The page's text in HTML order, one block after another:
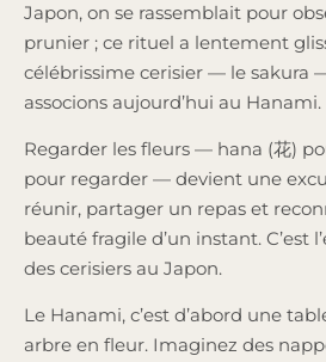
Japon, on se rassemblait pour
prunier ; ce rituel a lentement
célébrissime cerisier — le sakura
associons aujourd’hui au Hanami.
Regarder les fleurs — hana (花)
pour regarder — devient une
réunir, partager un repas et
beauté fragile d’un instant. C’est
des cerisiers au Japon.
Le Hanami, c’est d’abord une
arbre en fleur. Imaginez des